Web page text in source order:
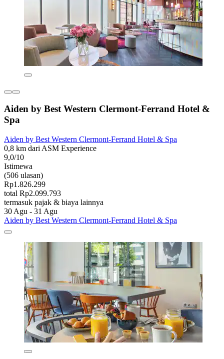
Aiden by Best Western Clermont-Ferrand Hotel &
Spa
Aiden by Best Western Clermont-Ferrand Hotel & Spa
0,8 km dari ASM Experience
9,0/10
Istimewa
(506 ulasan)
Rp1.826.299
total Rp2.099.793
termasuk pajak & biaya lainnya
30 Agu - 31 Agu
Aiden by Best Western Clermont-Ferrand Hotel & Spa